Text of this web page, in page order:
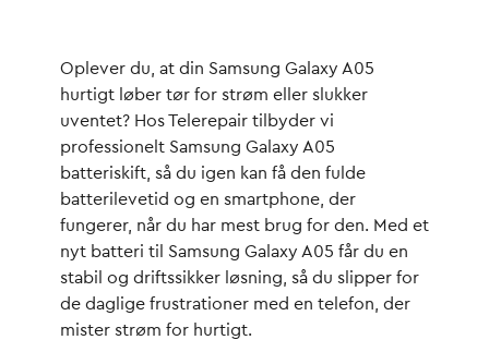
Oplever du, at din Samsung Galaxy A05
hurtigt løber tør for strøm eller slukker
uventet? Hos Telerepair tilbyder vi
professionelt Samsung Galaxy A05
batteriskift, så du igen kan få den fulde
batterilevetid og en smartphone, der
fungerer, når du har mest brug for den. Med et
nyt batteri til Samsung Galaxy A05 får du en
stabil og driftssikker løsning, så du slipper for
de daglige frustrationer med en telefon, der
mister strøm for hurtigt.